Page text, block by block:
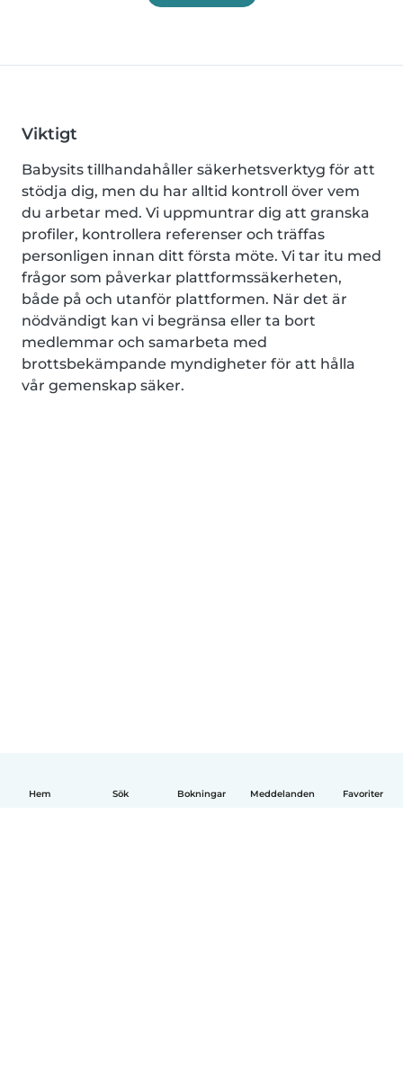
Hem Sök Bokningar Meddelanden Favoriter
Viktigt
Babysits tillhandahåller säkerhetsverktyg för att
stödja dig, men du har alltid kontroll över vem
du arbetar med. Vi uppmuntrar dig att granska
profiler, kontrollera referenser och träffas
personligen innan ditt första möte. Vi tar itu med
frågor som påverkar plattformssäkerheten,
både på och utanför plattformen. När det är
nödvändigt kan vi begränsa eller ta bort
medlemmar och samarbeta med
brottsbekämpande myndigheter för att hålla
vår gemenskap säker.